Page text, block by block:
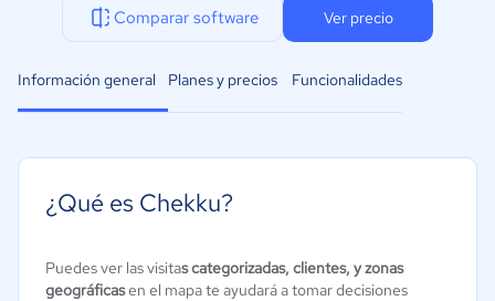
Comparar software Ver precio
Información general Planes y precios Funcionalidades
¿Qué es Chekku?
Puedes ver las visitas categorizadas, clientes, y zonas
geográficasen el mapa te ayudará a tomar decisiones